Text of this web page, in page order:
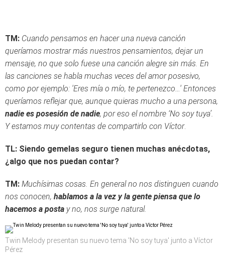
TM: Cuando pensamos en hacer una nueva canción
queríamos mostrar más nuestros pensamientos, dejar un
mensaje, no que solo fuese una canción alegre sin más. En
las canciones se habla muchas veces del amor posesivo,
como por ejemplo: 'Eres mía o mío, te pertenezco…' Entonces
queríamos reflejar que, aunque quieras mucho a una persona,
nadie es posesión de nadie, por eso el nombre ‘No soy tuya’.
Y estamos muy contentas de compartirlo con Víctor.
TL: Siendo gemelas seguro tienen muchas anécdotas,
¿algo que nos puedan contar?
TM: Muchísimas cosas. En general no nos distinguen cuando
nos conocen, hablamos a la vez y la gente piensa que lo
hacemos a posta y no, nos surge natural.
Twin Melody presentan su nuevo tema 'No soy tuya' junto a Víctor
Pérez